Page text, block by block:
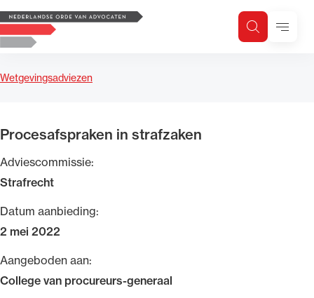
Logo, to the homepage
ZoekenMenu
Wetgevingsadviezen
Procesafspraken in strafzaken
Adviescommissie:
Strafrecht
Datum aanbieding:
2 mei 2022
Aangeboden aan:
College van procureurs-generaal
Zoeken
Zoek op trefwoord